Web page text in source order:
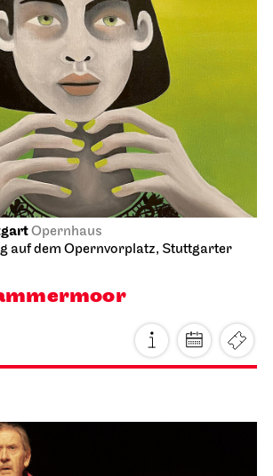
Opernhaus
auf dem Opernvorplatz, Stuttgarter